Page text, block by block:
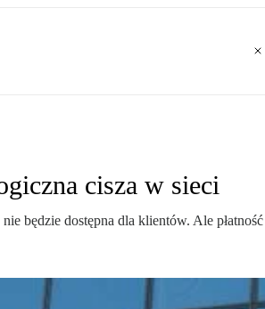
cisza w sieci
będzie dostępna dla klientów. Ale